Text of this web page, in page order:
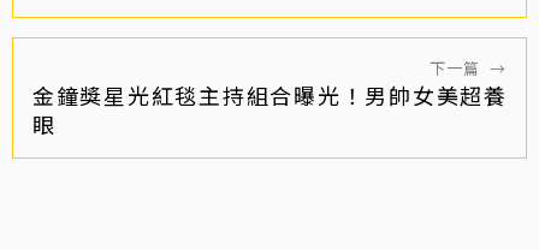
下一篇 →
金鐘獎星光紅毯主持組合曝光！男帥女美超養
眼